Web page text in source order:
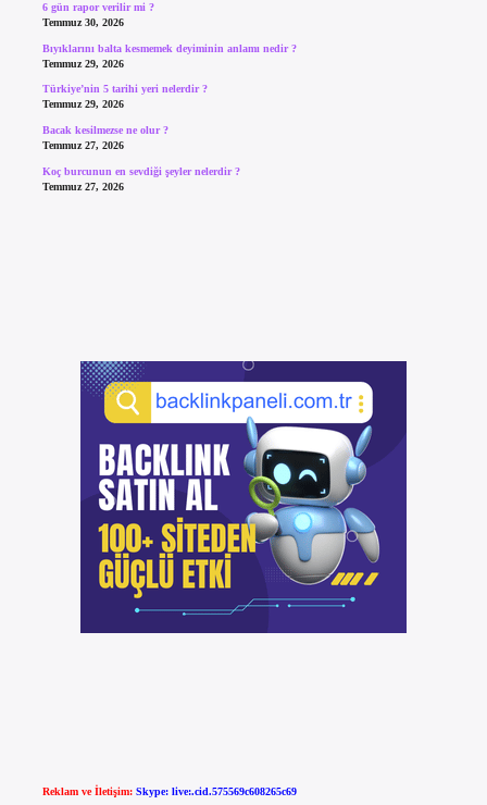
6 gün rapor verilir mi ?
Temmuz 30, 2026
Bıyıklarını balta kesmemek deyiminin anlamı nedir ?
Temmuz 29, 2026
Türkiye’nin 5 tarihi yeri nelerdir ?
Temmuz 29, 2026
Bacak kesilmezse ne olur ?
Temmuz 27, 2026
Koç burcunun en sevdiği şeyler nelerdir ?
Temmuz 27, 2026
Reklam ve İletişim: Skype: live:.cid.575569c608265c69